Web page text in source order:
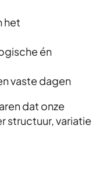
het
én
vaste dagen
dat onze
structuur, variatie